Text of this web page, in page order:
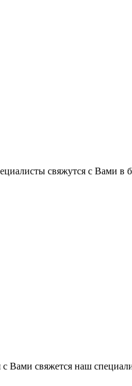
свяжутся с Вами в
Вами свяжется наш